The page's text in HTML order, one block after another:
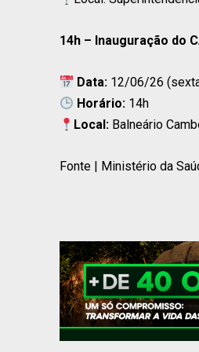
14h – Inauguração do
Data: 12/06/26
Horário: 14h
Local: Balneário
Fonte | Ministério da